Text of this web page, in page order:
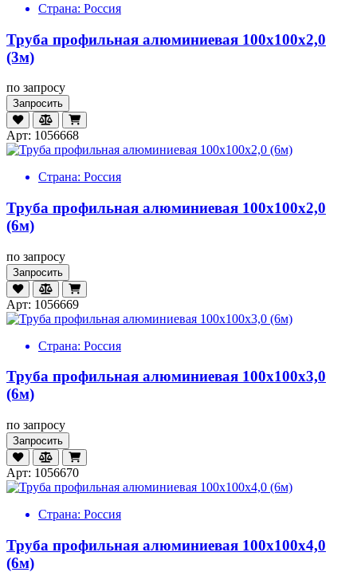
Страна: Россия
Труба профильная алюминиевая 100х100х2,0
(3м)
по запросу
Запросить
Арт: 1056668
Страна: Россия
Труба профильная алюминиевая 100х100х2,0
(6м)
по запросу
Запросить
Арт: 1056669
Страна: Россия
Труба профильная алюминиевая 100х100х3,0
(6м)
по запросу
Запросить
Арт: 1056670
Страна: Россия
Труба профильная алюминиевая 100х100х4,0
(6м)